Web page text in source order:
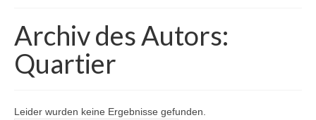
Wir über uns
Gemeinnütziger Bürgerverein „Lebendiges und
Archiv des Autors:
Quartier
Leider wurden keine Ergebnisse gefunden.